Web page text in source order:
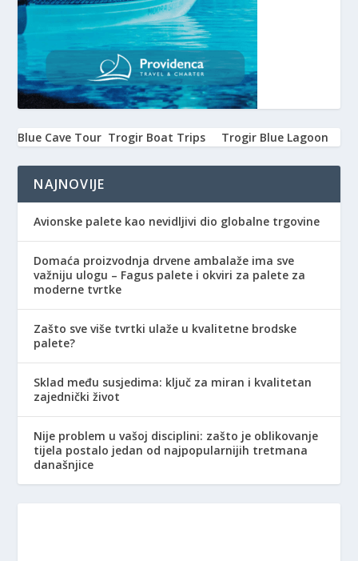
Blue Cave Tour Trogir Boat Trips Trogir Blue Lagoon
NAJNOVIJE
Avionske palete kao nevidljivi dio globalne trgovine
Domaća proizvodnja drvene ambalaže ima sve
važniju ulogu – Fagus palete i okviri za palete za
moderne tvrtke
Zašto sve više tvrtki ulaže u kvalitetne brodske
palete?
Sklad među susjedima: ključ za miran i kvalitetan
zajednički život
Nije problem u vašoj disciplini: zašto je oblikovanje
tijela postalo jedan od najpopularnijih tretmana
današnjice